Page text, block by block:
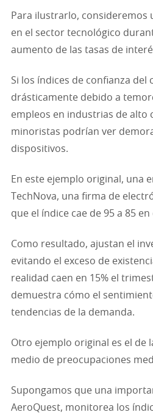
Para ilustrarlo, consideremos
en el sector tecnológico
aumento de las tasas de
Si los índices de confianza del
drásticamente debido a
empleos en industrias de alto
minoristas podrían ver
dispositivos.
En este ejemplo original, una
TechNova, una firma de
que el índice cae de 95 a 85 en
Como resultado, ajustan el
evitando el exceso de
realidad caen en 15% el
demuestra cómo el
tendencias de la demanda.
Otro ejemplo original es el de
medio de preocupaciones
Supongamos que una
AeroQuest, monitorea los